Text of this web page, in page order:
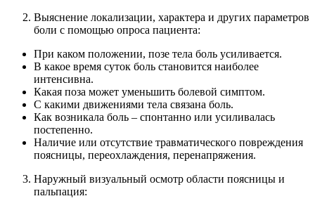
Выяснение локализации, характера и других параметров
боли с помощью опроса пациента:
При каком положении, позе тела боль усиливается.
В какое время суток боль становится наиболее
интенсивна.
Какая поза может уменьшить болевой симптом.
С какими движениями тела связана боль.
Как возникала боль – спонтанно или усиливалась
постепенно.
Наличие или отсутствие травматического повреждения
поясницы, переохлаждения, перенапряжения.
Наружный визуальный осмотр области поясницы и
пальпация: